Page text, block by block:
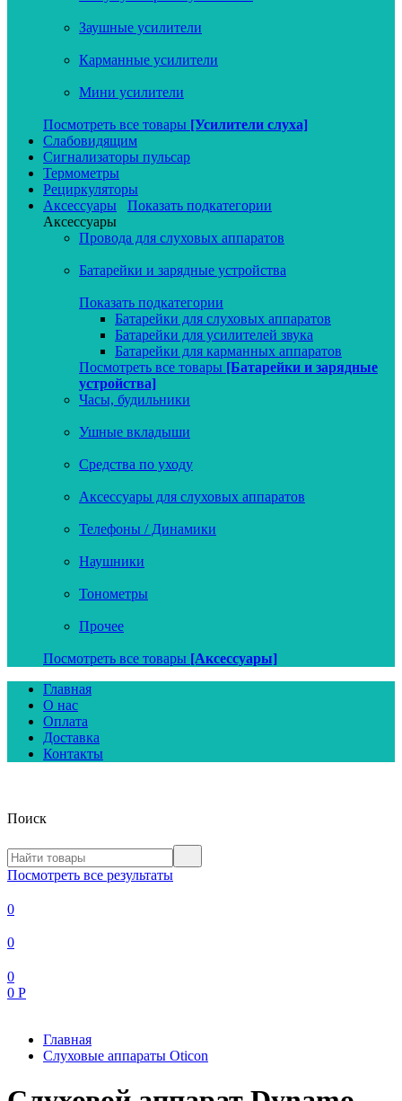
Заушные усилители
Карманные усилители
Мини усилители
Посмотреть все товары [Усилители слуха]
Слабовидящим
Сигнализаторы пульсар
Термометры
Рециркуляторы
Аксессуары
Показать подкатегории
Аксессуары
Провода для слуховых аппаратов
Батарейки и зарядные устройства
Показать подкатегории
Батарейки для слуховых аппаратов
Батарейки для усилителей звука
Батарейки для карманных аппаратов
Посмотреть все товары [Батарейки и зарядные
устройства]
Часы, будильники
Ушные вкладыши
Средства по уходу
Аксессуары для слуховых аппаратов
Телефоны / Динамики
Наушники
Тонометры
Прочее
Посмотреть все товары [Аксессуары]
Главная
О нас
Оплата
Доставка
Контакты
Поиск
Посмотреть все результаты
0
0
0
0 Р
Главная
Слуховые аппараты Oticon